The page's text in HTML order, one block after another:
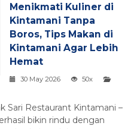
Menikmati Kuliner di
Kintamani Tanpa
Boros, Tips Makan di
Kintamani Agar Lebih
Hemat
30 May 2026
50x
Sari Restaurant Kintamani –
bikin rindu dengan